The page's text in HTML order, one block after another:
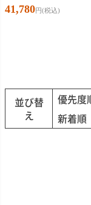
並び替
え
優先度
新着順